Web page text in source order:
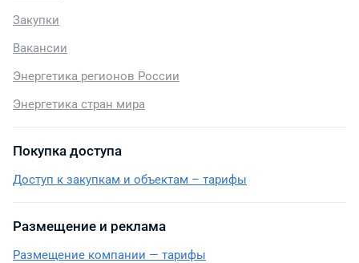
Закупки
Вакансии
Энергетика регионов России
Энергетика стран мира
Покупка доступа
Доступ к закупкам и объектам – тарифы
Размещение и реклама
Размещение компании — тарифы